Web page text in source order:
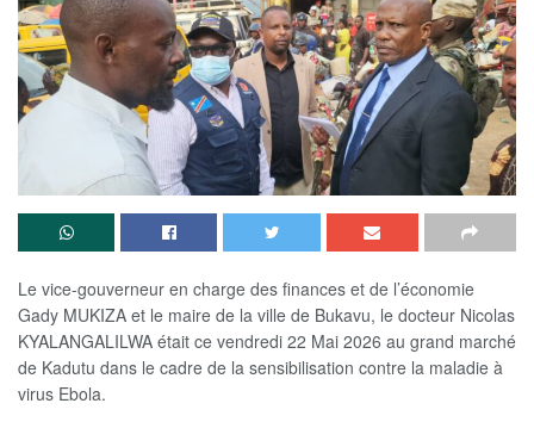
Le vice-gouverneur en charge des finances et de l’économie
Gady MUKIZA et le maire de la ville de Bukavu, le docteur Nicolas
KYALANGALILWA était ce vendredi 22 Mai 2026 au grand marché
de Kadutu dans le cadre de la sensibilisation contre la maladie à
virus Ebola.